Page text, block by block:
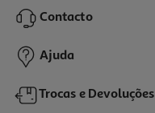
10,19 €
Contacto
Ajuda
Trocas e Devoluções